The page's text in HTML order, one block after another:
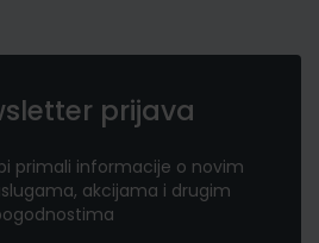
prijava
primali informacije o novim
akcijama i drugim